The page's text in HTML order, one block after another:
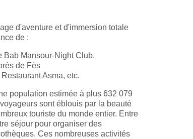
d'aventure et d'immersion totale
de :
Bab Mansour-Night Club.
de Fès
Asma, etc.
population estimée à plus 632 079
sont éblouis par la beauté
touriste du monde entier. Entre
séjour pour organiser des
Ces nombreuses activités